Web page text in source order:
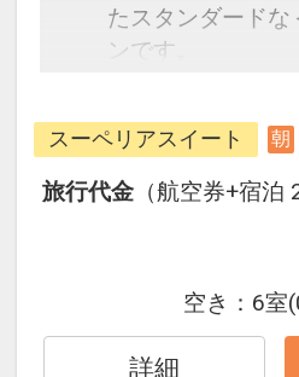
たスタンダードな
ンです。
できるダイナミッ
ら、一都市滞在は
にも最適！
旅行期間中の1泊
泊・飛び泊など
フライトは、安
JALグループ）
ル50%貯まります
スーペリアスイート 朝
旅行代金 （航空券+宿
空き： 6室
詳細